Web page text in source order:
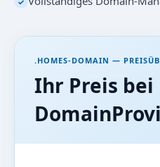
.HOMES-DOMAIN —
Ihr Preis bei